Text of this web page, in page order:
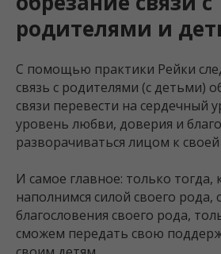
родителями и
С помощью практики Рейки
связь с родителями (с детьми)
связи перевести на сердечный
уровень любви, доверия и
разворачиваться лицом к своей
И самое главное: только тогда,
наполнимся силой своего рода,
благословения своего рода,
сможем передать свою